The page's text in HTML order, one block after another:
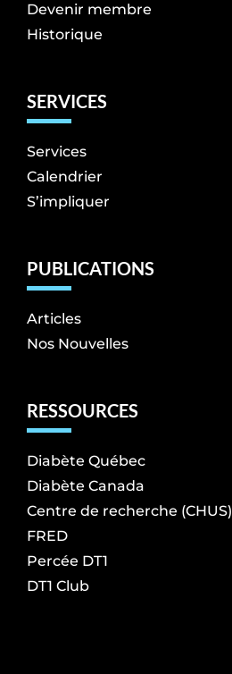
Devenir membre
Historique
SERVICES
Services
Calendrier
S’impliquer
PUBLICATIONS
Articles
Nos Nouvelles
RESSOURCES
Diabète Québec
Diabète Canada
Centre de recherche (CHUS)
FRED
Percée DT1
DT1 Club